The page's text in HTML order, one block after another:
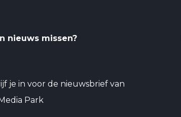
nieuws missen?
je in voor de nieuwsbrief van
Park